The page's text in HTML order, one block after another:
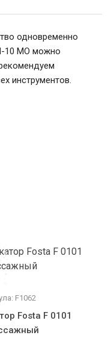
одновременно
10 МО можно
инструментов.
F1062
Fosta F 0101